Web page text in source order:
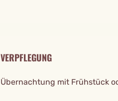
VERPFLEGUNG
Übernachtung mit Frühstück